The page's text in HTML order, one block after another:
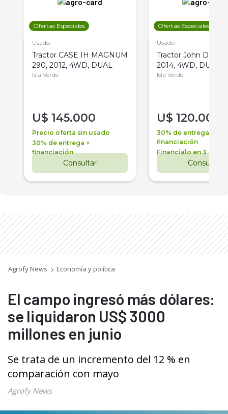
Ofertas Especiales
Usado
Tractor CASE IH MAGNUM
290, 2012, 4WD, DUAL
Isla Verde
U$ 145.000
Precio oferta sin usado
30% de entrega +
financiación
Consultar
Ofertas Especiales
Usado
Tractor John Deere
2014, 4WD, DUAL
Isla Verde
U$ 120.000
30% de entrega +
financiación
Financialo en 3 años
Consultar
Agrofy News Economía y política
El campo ingresó más dólares:
se liquidaron US$ 3000
millones en junio
Se trata de un incremento del 12 % en
comparación con mayo
Agrofy News